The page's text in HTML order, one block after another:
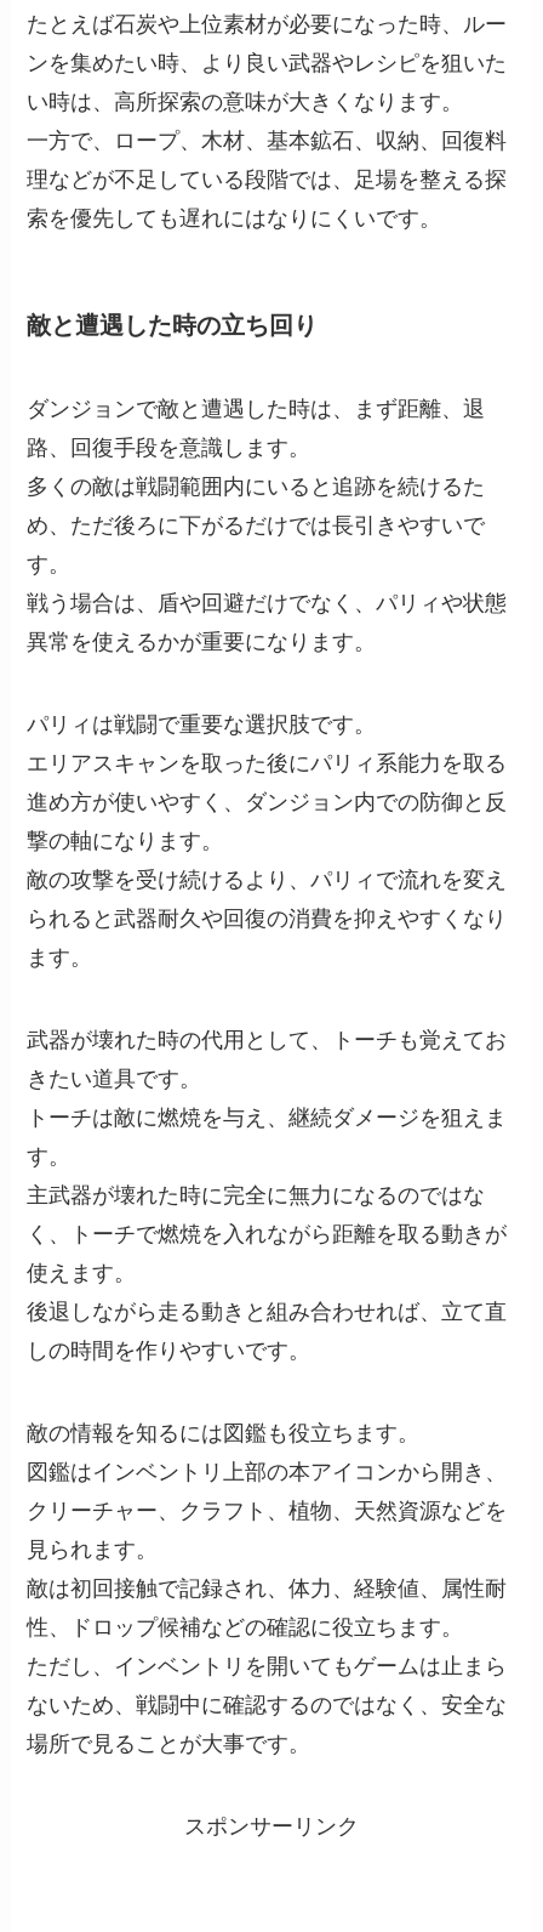
たとえば石炭や上位素材が必要になった時、ルー
ンを集めたい時、より良い武器やレシピを狙いた
い時は、高所探索の意味が大きくなります。
一方で、ロープ、木材、基本鉱石、収納、回復料
理などが不足している段階では、足場を整える探
索を優先しても遅れにはなりにくいです。
敵と遭遇した時の立ち回り
ダンジョンで敵と遭遇した時は、まず距離、退
路、回復手段を意識します。
多くの敵は戦闘範囲内にいると追跡を続けるた
め、ただ後ろに下がるだけでは長引きやすいで
す。
戦う場合は、盾や回避だけでなく、パリィや状態
異常を使えるかが重要になります。
パリィは戦闘で重要な選択肢です。
エリアスキャンを取った後にパリィ系能力を取る
進め方が使いやすく、ダンジョン内での防御と反
撃の軸になります。
敵の攻撃を受け続けるより、パリィで流れを変え
られると武器耐久や回復の消費を抑えやすくなり
ます。
武器が壊れた時の代用として、トーチも覚えてお
きたい道具です。
トーチは敵に燃焼を与え、継続ダメージを狙えま
す。
主武器が壊れた時に完全に無力になるのではな
く、トーチで燃焼を入れながら距離を取る動きが
使えます。
後退しながら走る動きと組み合わせれば、立て直
しの時間を作りやすいです。
敵の情報を知るには図鑑も役立ちます。
図鑑はインベントリ上部の本アイコンから開き、
クリーチャー、クラフト、植物、天然資源などを
見られます。
敵は初回接触で記録され、体力、経験値、属性耐
性、ドロップ候補などの確認に役立ちます。
ただし、インベントリを開いてもゲームは止まら
ないため、戦闘中に確認するのではなく、安全な
場所で見ることが大事です。
スポンサーリンク